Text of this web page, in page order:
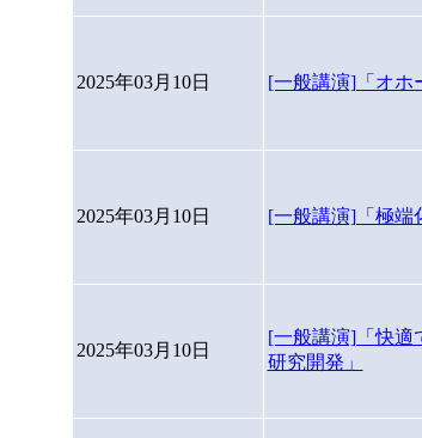
2025年03月10日 [一般講演]「オホ
2025年03月10日 [一般講演]「極端
2025年03月10日
[一般講演]「快適
研究開発」